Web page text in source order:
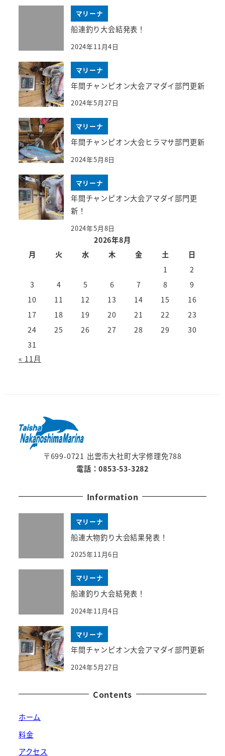
マリーナ
船連釣り大会結発表！
2024年11月4日
マリーナ
年間チャンピオン大会アマダイ部門更新
2024年5月27日
マリーナ
年間チャンピオン大会ヒラマサ部門更新
2024年5月8日
マリーナ
年間チャンピオン大会アマダイ部門更
新！
2024年5月8日
2026年8月
月
火 水 木 金 土
日
1
2
3
4 5 6 7 8
9
10
11 12 13 14 15
16
17
18 19 20 21 22
23
24
25 26 27 28 29
30
31
« 11月
〒699-0721 出雲市大社町大字修理免788
電話：0853-53-3282
Information
マリーナ
船連大物釣り大会結果発表！
2025年11月6日
マリーナ
船連釣り大会結発表！
2024年11月4日
マリーナ
年間チャンピオン大会アマダイ部門更新
2024年5月27日
Contents
ホーム
料金
アクセス